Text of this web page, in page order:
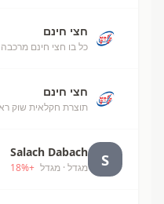
חצי חינם
כל בו חצי חינם מרכבה
חצי חינם
תוצרת חקלאית שוק
S
Salach Dabach
מגדל · מגדל +
18%